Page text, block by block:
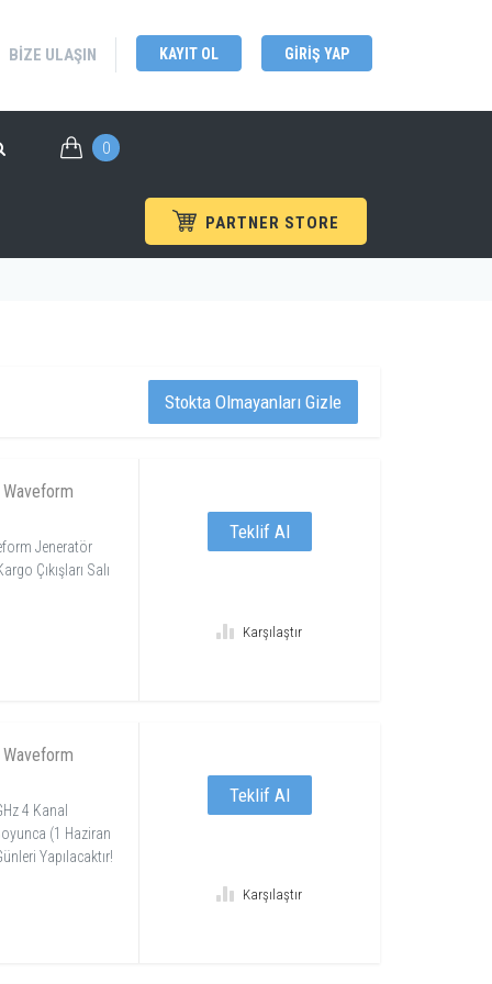
BIZE ULAŞIN KAYIT OL GIRIŞ YAP
0
PARTNER STORE
Waveform Jeneratörleri / Rigol /DG70000 Serisi
Stokta Olmayanları Gizle
Jeneratör
Çıkışları Salı
Teklif Al
Karşılaştır
4 Kanal
(1 Haziran
Yapılacaktır!
Teklif Al
Karşılaştır